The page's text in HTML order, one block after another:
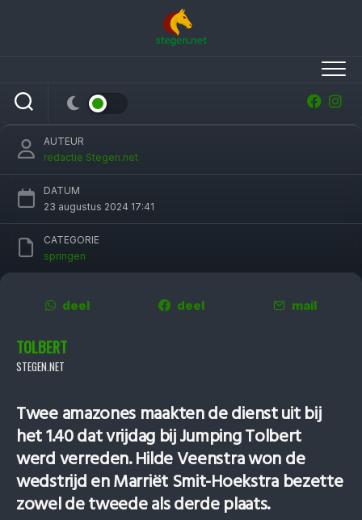
Hoekstra sterk bij Jumping Tolbert
AUTEUR
redactie Stegen.net
DATUM
23 augustus 2024 17:41
CATEGORIE
springen
deel deel mail
TOLBERT
STEGEN.NET
Twee amazones maakten de dienst uit bij
het 1.40 dat vrij­dag bij Jumping Tolbert
werd ver­reden. Hilde Veen­stra won de
wed­strijd en Marriët Smit-Hoekstra bezette
zowel de tweede als derde plaats.